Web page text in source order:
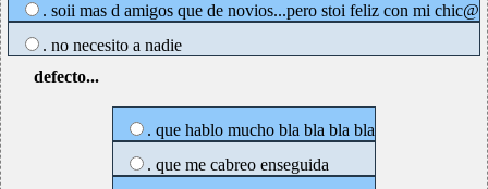
. soii mas d amigos que de novios...pero stoi feliz con mi chic@
. no necesito a nadie
defecto...
. que hablo mucho bla bla bla bla
. que me cabreo enseguida